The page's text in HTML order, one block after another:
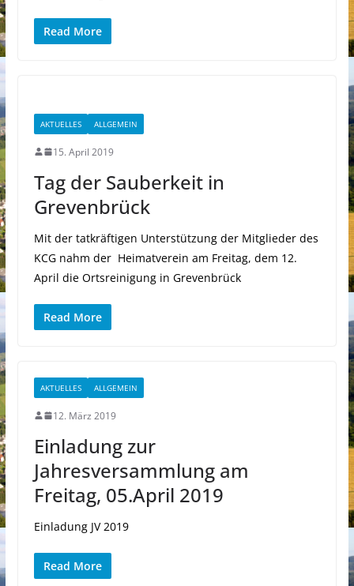
Read More
AKTUELLES ALLGEMEIN
15. April 2019
Tag der Sauberkeit in
Grevenbrück
Mit der tatkräftigen Unterstützung der Mitglieder des
KCG nahm der Heimatverein am Freitag, dem 12.
April die Ortsreinigung in Grevenbrück
Read More
AKTUELLES ALLGEMEIN
12. März 2019
Einladung zur
Jahresversammlung am
Freitag, 05.April 2019
Einladung JV 2019
Read More